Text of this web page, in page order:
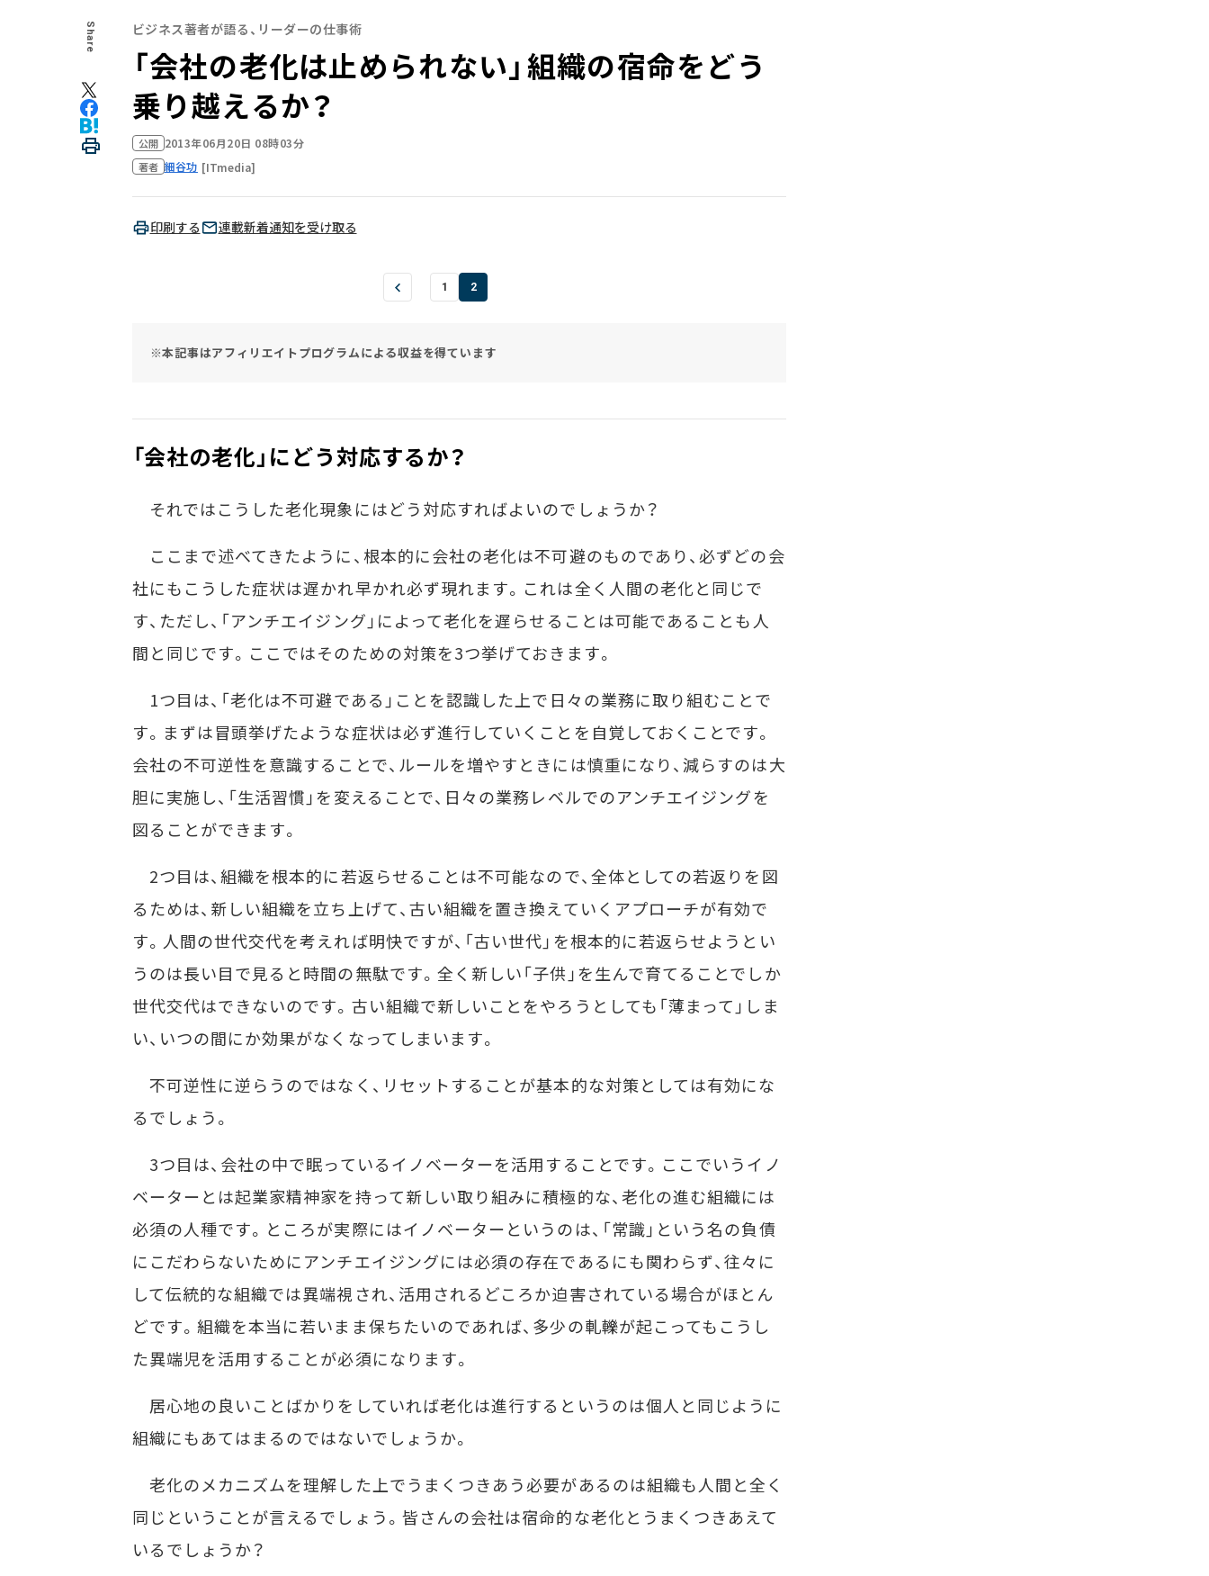
Share ビジネス著者が語る、リーダーの仕事術
「会社の老化は止められない」――組織の宿命をどう
乗り越えるか？
公開 2013年06月20日 08時03分
著者 細谷功 [ITmedia]
印刷する 連載新着通知を受け取る
1 2
※本記事はアフィリエイトプログラムによる収益を得ています
「会社の老化」にどう対応するか？
それではこうした老化現象にはどう対応すればよいのでしょうか？
ここまで述べてきたように、根本的に会社の老化は不可避のものであり、必ずどの会
社にもこうした症状は遅かれ早かれ必ず現れます。これは全く人間の老化と同じで
す、ただし、「アンチエイジング」によって老化を遅らせることは可能であることも人
間と同じです。ここではそのための対策を3つ挙げておきます。
1つ目は、「老化は不可避である」ことを認識した上で日々の業務に取り組むことで
す。まずは冒頭挙げたような症状は必ず進行していくことを自覚しておくことです。
会社の不可逆性を意識することで、ルールを増やすときには慎重になり、減らすのは大
胆に実施し、「生活習慣」を変えることで、日々の業務レベルでのアンチエイジングを
図ることができます。
2つ目は、組織を根本的に若返らせることは不可能なので、全体としての若返りを図
るためは、新しい組織を立ち上げて、古い組織を置き換えていくアプローチが有効で
す。人間の世代交代を考えれば明快ですが、「古い世代」を根本的に若返らせようとい
うのは長い目で見ると時間の無駄です。全く新しい「子供」を生んで育てることでしか
世代交代はできないのです。古い組織で新しいことをやろうとしても「薄まって」しま
い、いつの間にか効果がなくなってしまいます。
不可逆性に逆らうのではなく、リセットすることが基本的な対策としては有効にな
るでしょう。
3つ目は、会社の中で眠っているイノベーターを活用することです。ここでいうイノ
ベーターとは起業家精神家を持って新しい取り組みに積極的な、老化の進む組織には
必須の人種です。ところが実際にはイノベーターというのは、「常識」という名の負債
にこだわらないためにアンチエイジングには必須の存在であるにも関わらず、往々に
して伝統的な組織では異端視され、活用されるどころか迫害されている場合がほとん
どです。組織を本当に若いまま保ちたいのであれば、多少の軋轢が起こってもこうし
た異端児を活用することが必須になります。
居心地の良いことばかりをしていれば老化は進行するというのは個人と同じように
組織にもあてはまるのではないでしょうか。
老化のメカニズムを理解した上でうまくつきあう必要があるのは組織も人間と全く
同じということが言えるでしょう。皆さんの会社は宿命的な老化とうまくつきあえて
いるでしょうか？